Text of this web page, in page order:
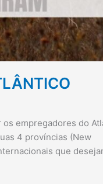
empregadores do
4 províncias (New
que